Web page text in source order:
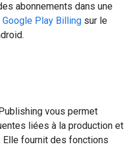
abonnements dans une
Google Play Billing sur le
vous permet
liées à la production et
fournit des fonctions